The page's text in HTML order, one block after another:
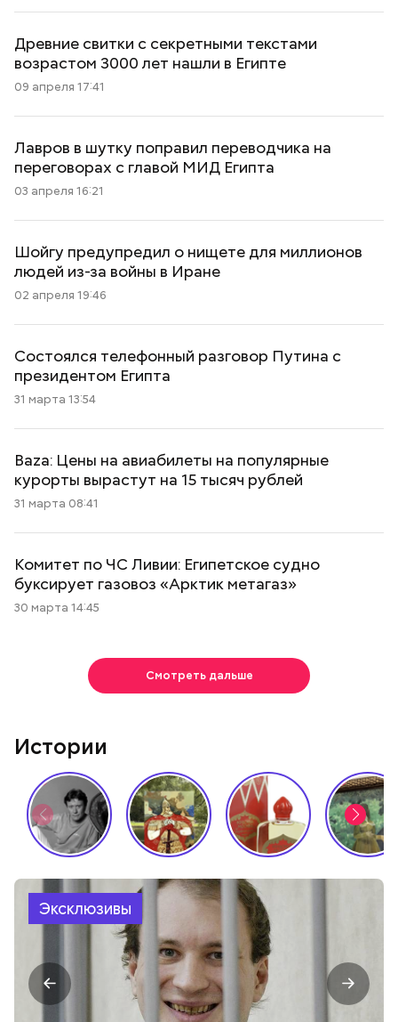
Древние свитки с секретными текстами
возрастом 3000 лет нашли в Египте
09 апреля 17:41
Лавров в шутку поправил переводчика на
переговорах с главой МИД Египта
03 апреля 16:21
Шойгу предупредил о нищете для миллионов
людей из-за войны в Иране
02 апреля 19:46
Состоялся телефонный разговор Путина с
президентом Египта
31 марта 13:54
Baza: Цены на авиабилеты на популярные
курорты вырастут на 15 тысяч рублей
31 марта 08:41
Комитет по ЧС Ливии: Египетское судно
буксирует газовоз «Арктик метагаз»
30 марта 14:45
Смотреть дальше
Истории
Эксклюзивы